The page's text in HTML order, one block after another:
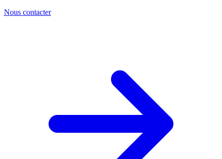
Nous contacter